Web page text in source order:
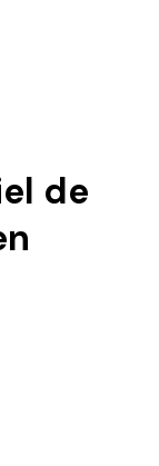
de